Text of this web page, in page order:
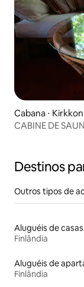
Cabana ⋅
CABINE DE
Destinos
Outros tipos de
Aluguéis de
Finlândia
Aluguéis de
Finlândia